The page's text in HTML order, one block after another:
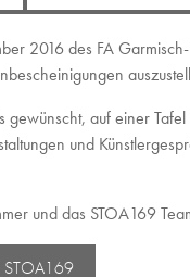
2016 des FA
gewünscht, auf einer
und
und das STOA169
STOA169